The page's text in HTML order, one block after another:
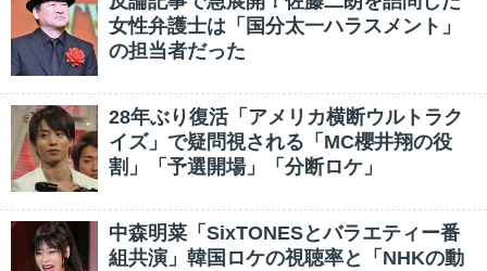
女性弁護士は「国分太一ハラスメント」
の担当者だった
28年ぶり復活「アメリカ横断ウルトラク
イズ」で疑問視される「MC櫻井翔の役
割」「予選開場」「分断ロケ」
中森明菜「SixTONESとバラエティー番
組共演」韓国ロケの視聴率と「NHKの動